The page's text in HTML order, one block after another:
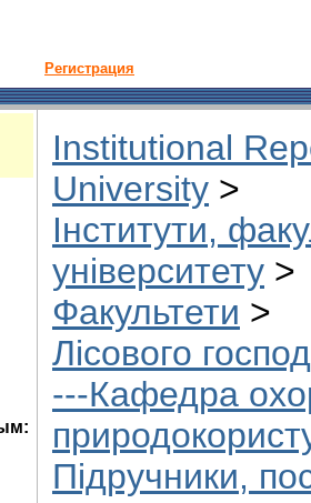
Регистрация
Institutional
University >
Інститути,
університету >
Факультети >
Лісового
---Кафедра
Підручники,